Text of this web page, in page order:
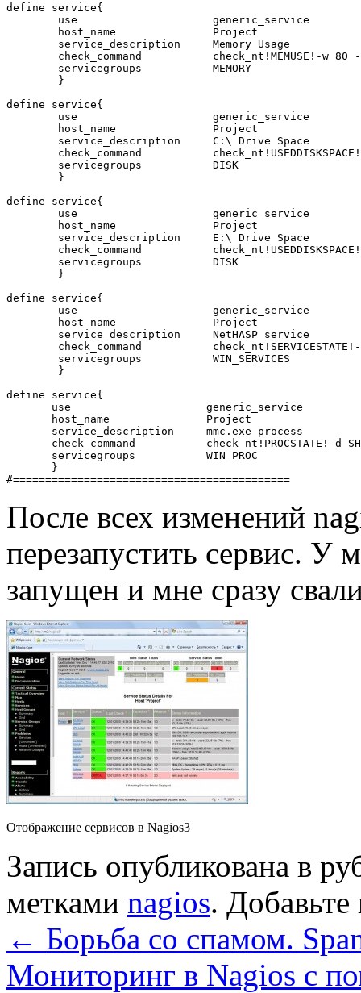
define service{
        use                     generic_service
        host_name               Project
        service_description     Memory Usage
check_command           check_nt!MEMUSE!-w 80
        servicegroups           MEMORY
        }
define service{
        use                     generic_service
        host_name               Project
        service_description     C:\ Drive Space
check_command
        servicegroups           DISK
        }
define service{
        use                     generic_service
        host_name               Project
        service_description     E:\ Drive Space
check_command
        servicegroups           DISK
        }
define service{
        use                     generic_service
        host_name               Project
        service_description     NetHASP service
check_command
        servicegroups           WIN_SERVICES
        }
define service{
       use                     generic_service
       host_name               Project
       service_description     mmc.exe process
check_command           check_nt!PROCSTATE!-d
       servicegroups           WIN_PROC
       }
После всех изменений
перезапустить сервис. У
запущен и мне сразу
Отображение сервисов в Nagios3
Запись опубликована в
метками nagios.
← Борьба со спамом.
Мониторинг в Nagios с